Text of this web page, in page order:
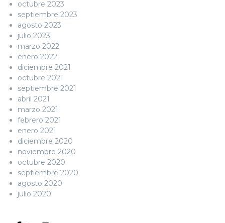
octubre 2023
septiembre 2023
agosto 2023
julio 2023
marzo 2022
enero 2022
diciembre 2021
octubre 2021
septiembre 2021
abril 2021
marzo 2021
febrero 2021
enero 2021
diciembre 2020
noviembre 2020
octubre 2020
septiembre 2020
agosto 2020
julio 2020